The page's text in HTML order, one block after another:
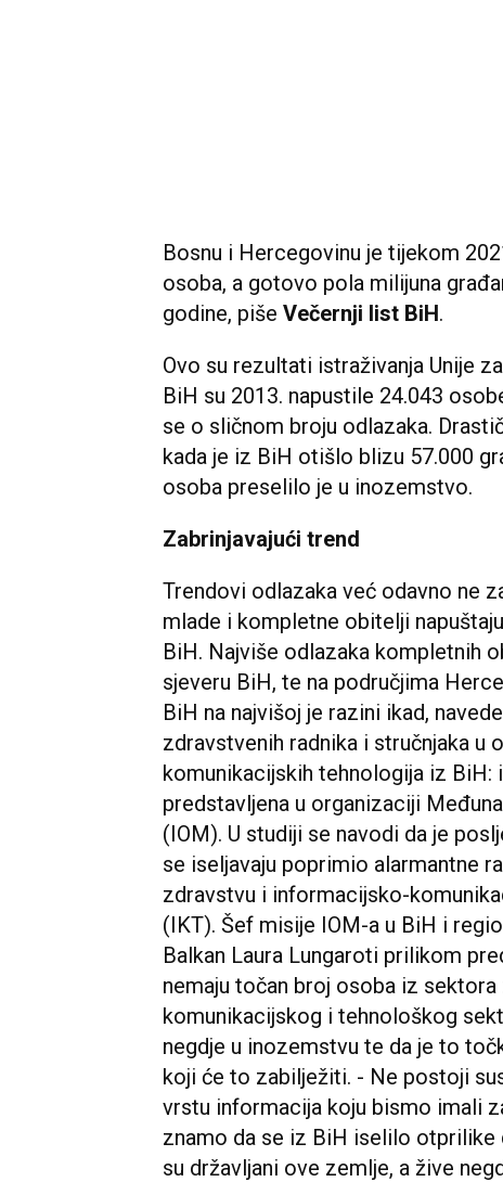
Bosnu i Hercegovinu je tijekom
osoba, a gotovo pola milijuna
godine, piše Večernji list BiH.
Ovo su rezultati istraživanja Unije
BiH su 2013. napustile 24.043
se o sličnom broju odlazaka.
kada je iz BiH otišlo blizu 57.000
osoba preselilo je u inozemstvo.
Zabrinjavajući trend
Trendovi odlazaka već odavno ne
mlade i kompletne obitelji
BiH. Najviše odlazaka kompletnih
sjeveru BiH, te na područjima
BiH na najvišoj je razini ikad,
zdravstvenih radnika i stručnjaka u
komunikacijskih tehnologija iz BiH:
predstavljena u organizaciji
(IOM). U studiji se navodi da je
se iseljavaju poprimio alarmantne
zdravstvu i informacijsko-
(IKT). Šef misije IOM-a u BiH i
Balkan Laura Lungaroti prilikom
nemaju točan broj osoba iz
komunikacijskog i tehnološkog
negdje u inozemstvu te da je to
koji će to zabilježiti. - Ne postoji
vrstu informacija koju bismo imali
znamo da se iz BiH iselilo otprilike
su državljani ove zemlje, a žive